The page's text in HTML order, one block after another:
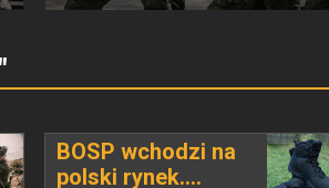
BOSP wchodzi na
polski rynek....